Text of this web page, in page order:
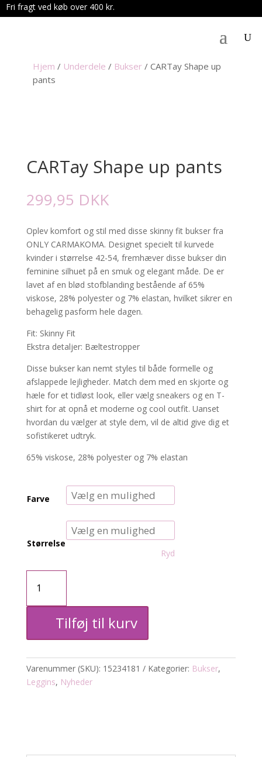
Fri fragt ved køb over 400 kr.
Hjem / Underdele / Bukser / CARTay Shape up
pants
CARTay Shape up pants
299,95 DKK
Oplev komfort og stil med disse skinny fit bukser fra
ONLY CARMAKOMA. Designet specielt til kurvede
kvinder i størrelse 42-54, fremhæver disse bukser din
feminine silhuet på en smuk og elegant måde. De er
lavet af en blød stofblanding bestående af 65%
viskose, 28% polyester og 7% elastan, hvilket sikrer en
behagelig pasform hele dagen.
Fit: Skinny Fit
Ekstra detaljer: Bæltestropper
Disse bukser kan nemt styles til både formelle og
afslappede lejligheder. Match dem med en skjorte og
hæle for et tidløst look, eller vælg sneakers og en T-
shirt for at opnå et moderne og cool outfit. Uanset
hvordan du vælger at style dem, vil de altid give dig et
sofistikeret udtryk.
65% viskose, 28% polyester og 7% elastan
Farve
Størrelse
Ryd
CARTay
Shape
pants
antal
Tilføj til kurv
Varenummer (SKU): 15234181 Kategorier: Bukser,
Leggins, Nyheder